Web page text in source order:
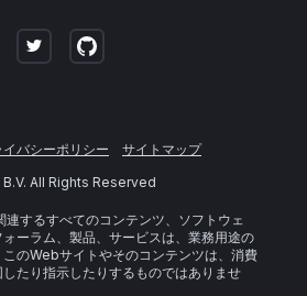
イバシーポリシー
サイトマップ
All Rights Reserved
連するすべてのコンテンツ、ソフトウェ
ーラム、製品、サービスは、業務用途の
のWebサイトやそのコンテンツは、消費
たり指示したりするものではありませ